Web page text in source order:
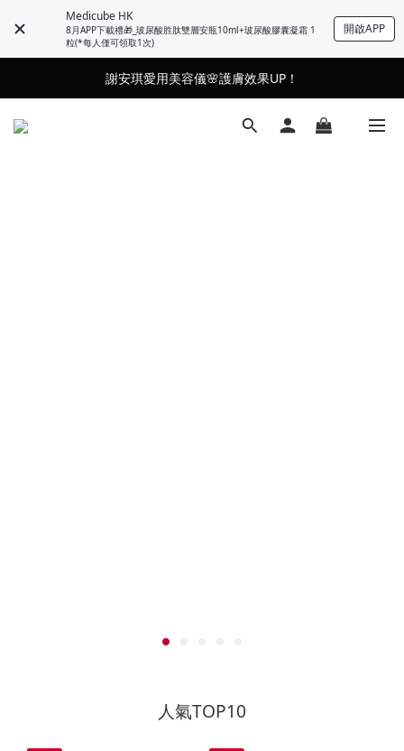
Medicube HK
8月APP下載禮🎁_玻尿酸胜肽雙層安瓶10ml+玻尿酸膠囊凝霜 1
粒(*每人僅可領取1次)
開啟APP
謝安琪愛用美容儀🌸護膚效果UP！
謝安琪愛用美容儀🌸護膚效果UP！
油痘肌救星💧玻尿酸58% OFF活動中！
人氣TOP10